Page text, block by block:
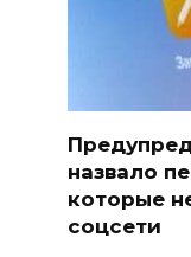
назвало
которые
соцсети